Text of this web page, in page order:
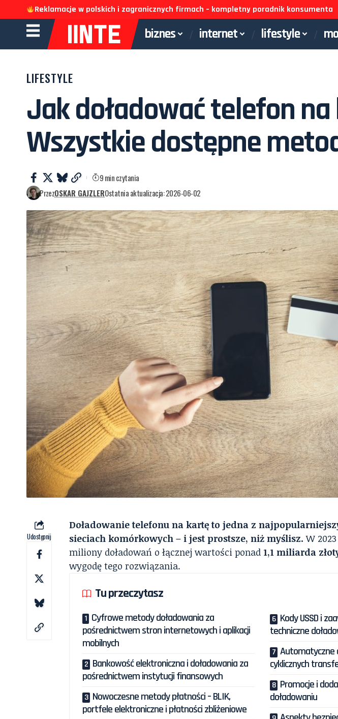
Reklamacje w polskich i zagranicznych firmach – kompletny poradnik konsumenta
biznes internet lifestyle
LIFESTYLE
Jak doładować telefon
Wszystkie dostępne
PrzezOSKAR GAJZLEROstatnia aktualizacja: 2026-06-02
9 min czytania
Udostępnij
Doładowanie telefonu na kartę to jedna z
sieciach komórkowych – i jest prostsze, niż myślisz. W
miliony doładowań o łącznej wartości ponad 1,1 miliarda
wygodę tego rozwiązania.
Tu przeczytasz
Cyfrowe metody doładowania za
pośrednictwem stron internetowych i aplikacji
mobilnych
Bankowość elektroniczna i doładowania za
pośrednictwem instytucji finansowych
Nowoczesne metody płatności – BLIK,
portfele elektroniczne i płatności zbliżeniowe
Kody USSD i
techniczne
Automatyczne
cyklicznych
Promocje i
doładowaniu